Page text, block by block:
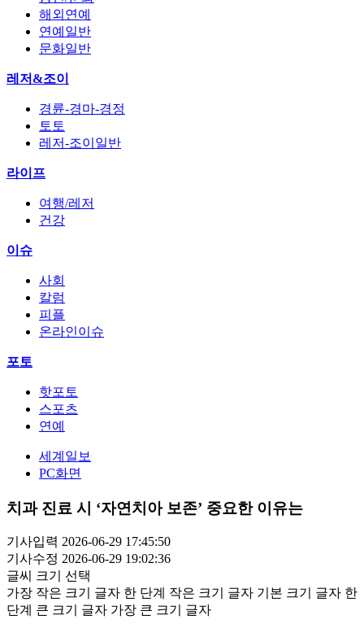
해외연예
연예일반
문화일반
레저&조이
경륜-경마-경정
토토
레저-조이일반
라이프
여행/레저
건강
이슈
사회
칼럼
피플
온라인이슈
포토
핫포토
스포츠
연예
세계일보
PC화면
치과 진료 시 ‘자연치아 보존’ 중요한 이유는
기사입력 2026-06-29 17:45:50
기사수정 2026-06-29 19:02:36
글씨 크기 선택
가장 작은 크기 글자 한 단계 작은 크기 글자 기본 크기 글자 한
단계 큰 크기 글자 가장 큰 크기 글자